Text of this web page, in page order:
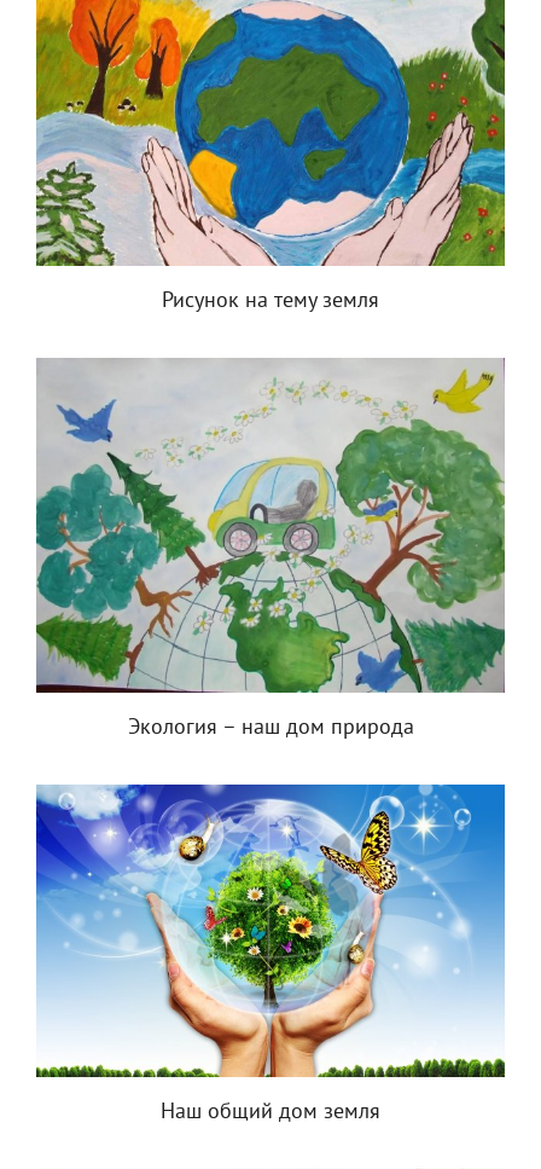
Рисунок на тему земля
Экология – наш дом природа
Наш общий дом земля